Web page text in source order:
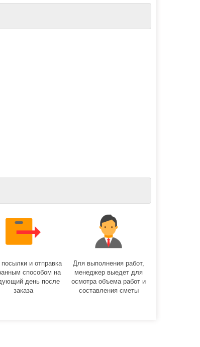
и отправка
способом на
день после
заказа
Для выполнения работ,
менеджер выедет для
осмотра объема работ и
составления сметы